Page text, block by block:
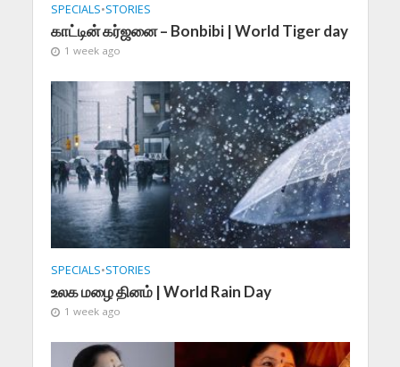
SPECIALS•STORIES
காட்டின் கர்ஜனை – Bonbibi | World Tiger day
1 week ago
SPECIALS•STORIES
உலக மழை தினம் | World Rain Day
1 week ago